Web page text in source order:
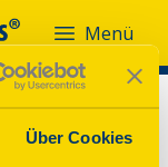
Über Cookies
Menü